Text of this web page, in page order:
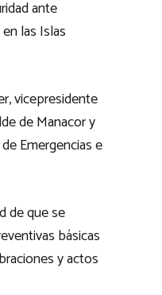
ante
las Islas
vicepresidente
de Manacor y
Emergencias e
de que se
básicas
y actos